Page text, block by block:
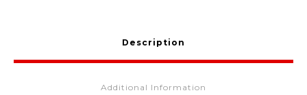
Description
Additional Information